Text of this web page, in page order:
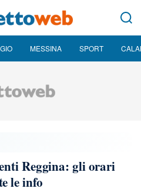
MESSINA SPORT
Reggina: gli orari
le info